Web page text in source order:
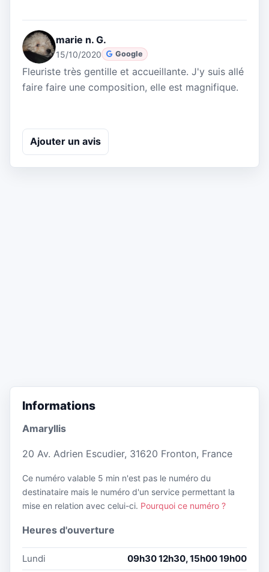
marie n. G.
15/10/2020 Google
Fleuriste très gentille et accueillante. J'y suis allé
faire faire une composition, elle est magnifique.
Ajouter un avis
Informations
Amaryllis
20 Av. Adrien Escudier, 31620 Fronton, France
Ce numéro valable 5 min n'est pas le numéro du
destinataire mais le numéro d'un service permettant la
mise en relation avec celui-ci. Pourquoi ce numéro ?
Heures d'ouverture
Lundi
09h30 12h30, 15h00 19h00